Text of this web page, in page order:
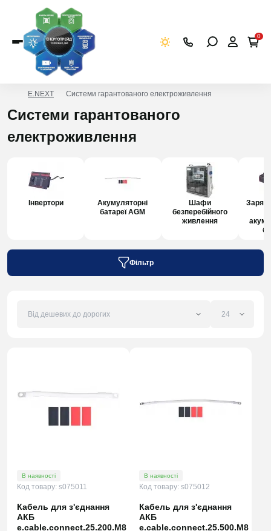
0
E.NEXT Системи гарантованого електроживлення
Системи гарантованого
електроживлення
Інвертори
Акумуляторні
батареї AGM
Шафи
безперебійного
живлення
Фільтр
В наявності
Код товару: s075011
Кабель для з'єднання
АКБ
e.cable.connect.25.200.M8
В наявності
Код товару: s075012
Кабель для з'єднання
АКБ
e.cable.connect.25.500.M8